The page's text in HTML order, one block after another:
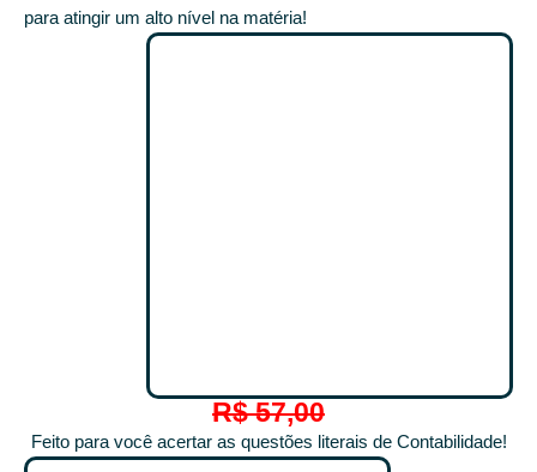
para atingir um alto nível na matéria!
Feito para você acertar as questões literais de Contabilidade!
R$ 57,00